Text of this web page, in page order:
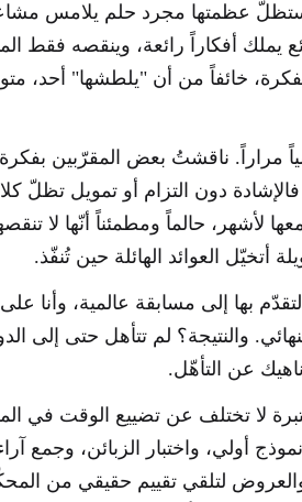
ستظلّ عظمتها مجرد حلم يلامس
أفكاراً رائعة، وينقصه فقط
خائفاً من أن "يلطشها" أحد،
مراراً. ناقشتُ بعض المقرّبين
دون التزام أو تمويل تظلّ
لأشهر، حالماً ومطمئناً أنّها لا
العوائد الهائلة حين تُنفّذ.
بها إلى مسابقة عالمية، وأنا
والنتيجة؟ لم تتأهل حتى إلى
عن التأهّل.
لا تختلف عن تضييع الوقت في
أولي، واختبار الزبائن، وجمع
لتلقي تقييم حقيقي من